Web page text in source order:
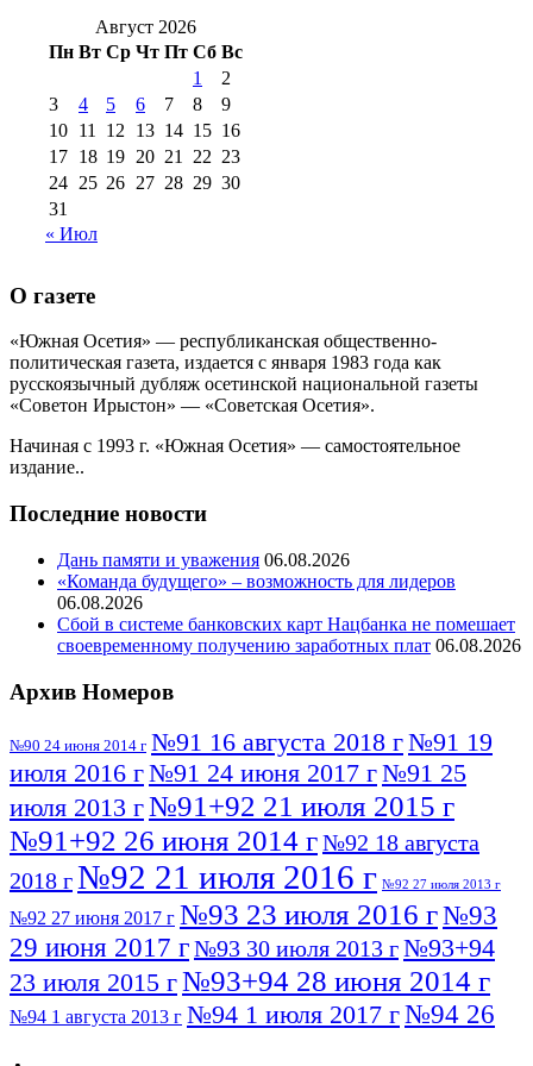
2016 г(12) №99 8 июля 2014 г
августа 2012 г(11)
августа 2013 г
(12)
Август 2026
Пн Вт Ср Чт Пт Сб Вс
1
2
3
4 5 6 7 8
9
10 11 12 13 14 15 16
17 18 19 20 21 22 23
24 25 26 27 28 29 30
31
« Июл
О газете
«Южная Осетия» — республиканская общественно-
политическая газета, издается с января 1983 года как
русскоязычный дубляж осетинской национальной газеты
«Советон Ирыстон» — «Советская Осетия».
Начиная с 1993 г. «Южная Осетия» — самостоятельное
издание..
Последние новости
Дань памяти и уважения 06.08.2026
«Команда будущего» – возможность для лидеров
06.08.2026
Сбой в системе банковских карт Нацбанка не помешает
своевременному получению заработных плат 06.08.2026
Архив Номеров
№90 24 июня 2014 г №91 16 августа 2018 г№91 19
июля 2016 г№91 24 июня 2017 г№91 25
июля 2013 г№91+92 21 июля 2015 г
№91+92 26 июня 2014 г№92 18 августа
2018 г№92 21 июля 2016 г №92 27 июля 2013 г
№92 27 июня 2017 г №93 23 июля 2016 г№93
29 июня 2017 г№93 30 июля 2013 г№93+94
23 июля 2015 г№93+94 28 июня 2014 г
№94 1 августа 2013 г №94 1 июля 2017 г№94 26